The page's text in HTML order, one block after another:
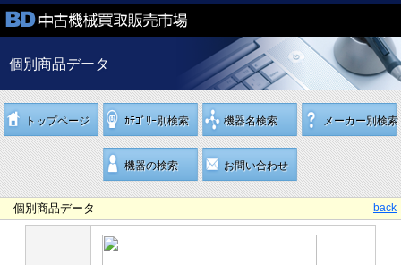
個別商品データ
トップページ ｶﾃｺﾞﾘｰ別検索 機器名検索 メーカー別検索
機器の検索 お問い合わせ
back
個別商品データ